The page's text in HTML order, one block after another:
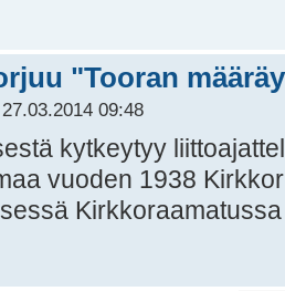
"Tooran
09:48
kytkeytyy
vuoden 1938